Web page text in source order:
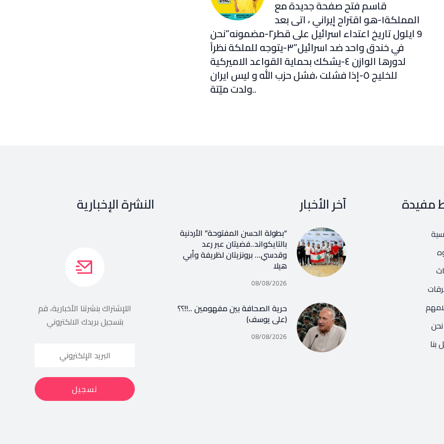
قاسم فتح صفحة جديدة مع
المملكة١-هو اقتراح إيراني ، اتى بعد
9 ايلول تاريخ اعتداء اسرائيل على قطر٢-مضمونه”نحن
في خندق واحد ضد اسرائيل”٣-يتوجه للملكة نظراً
لدورها الوازن ٤-يشكك بحماية القواعد الاميركية
للخليج ٥-إذا فشلت ،فشل حزب الله و ليس ايران
..ولدت ميّتة
مفيدة
بنا
آخر الأخبار
“بطولة الحسن المفتوحة” الأردنية
بالتايكواند..فضيتان عبر رعد
وقدسي… برونزيتان لظريفة وأبي
هيلا
08/08/2026
حرية الصحافة بين مفهومين ..!!؟؟
(علي يوسف)
08/08/2026
النشرة الإخبارية
اللإشتراك بنشرتنا الأخبارية، قم
بتسجيل بريدك الالكتروني